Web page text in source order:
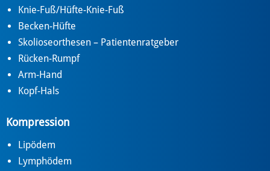
Knie-Fuß/Hüfte-Knie-Fuß
Becken-Hüfte
Skolioseorthesen – Patientenratgeber
Rücken-Rumpf
Arm-Hand
Kopf-Hals
Kompression
Lipödem
Lymphödem